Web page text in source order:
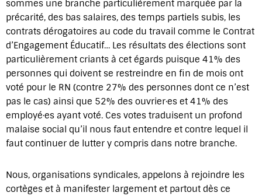
sommes une branche particulièrement marquée par la
précarité, des bas salaires, des temps partiels subis, les
contrats dérogatoires au code du travail comme le Contrat
d’Engagement Éducatif… Les résultats des élections sont
particulièrement criants à cet égards puisque 41% des
personnes qui doivent se restreindre en fin de mois ont
voté pour le RN (contre 27% des personnes dont ce n’est
pas le cas) ainsi que 52% des ouvrier·es et 41% des
employé·es ayant voté. Ces votes traduisent un profond
malaise social qu’il nous faut entendre et contre lequel il
faut continuer de lutter y compris dans notre branche.
Nous, organisations syndicales, appelons à rejoindre les
cortèges et à manifester largement et partout dès ce